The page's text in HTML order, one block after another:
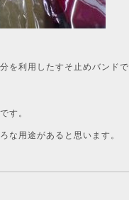
を利用したすそ止めバンドで
す。
な用途があると思います。